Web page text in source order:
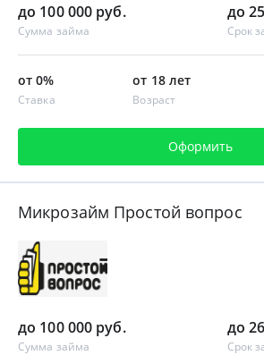
до 100 000 руб.
Сумма займа
до
Срок
от 0%
Ставка
от 18 лет
Возраст
Оформить
Микрозайм Простой вопрос
до 100 000 руб.
Сумма займа
до
Срок